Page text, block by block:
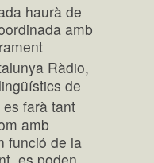
haurà de
amb
Ràdio,
de
farà tant
amb
funció de la